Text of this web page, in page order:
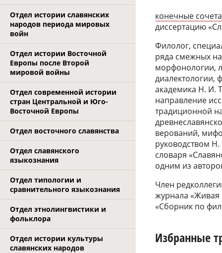
Отдел истории славянских
народов периода мировых
войн
Отдел истории Восточной
Европы после Второй
мировой войны
Отдел современной истории
стран Центральной и Юго-
Восточной Европы
Отдел восточного славянства
Отдел славянского
языкознания
Отдел типологии и
сравнительного языкознания
Отдел этнолингвистики и
фольклора
Отдел истории культуры
славянских народов
конечные
диссертацию
Филолог,
ряда смежных
морфонологии,
диалектологии,
академика Н. И.
направление
традиционной
верований,
руководством Н.
словаря
одним из
Член
журнала «Живая
«Сборник по
Избранные